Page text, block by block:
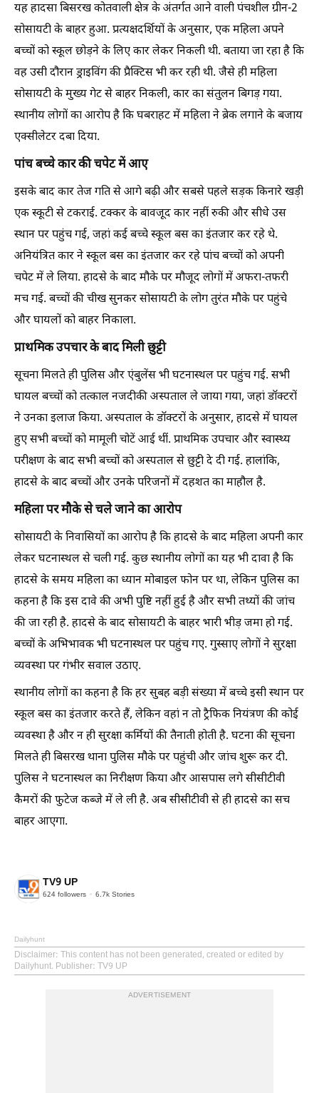
यह हादसा बिसरख कोतवाली क्षेत्र के अंतर्गत आने वाली पंचशील ग्रीन-2
सोसायटी के बाहर हुआ. प्रत्यक्षदर्शियों के अनुसार, एक महिला अपने
बच्चों को स्कूल छोड़ने के लिए कार लेकर निकली थी. बताया जा रहा है कि
वह उसी दौरान ड्राइविंग की प्रैक्टिस भी कर रही थी. जैसे ही महिला
सोसायटी के मुख्य गेट से बाहर निकली, कार का संतुलन बिगड़ गया.
स्थानीय लोगों का आरोप है कि घबराहट में महिला ने ब्रेक लगाने के बजाय
एक्सीलेटर दबा दिया.
पांच बच्चे कार की चपेट में आए
इसके बाद कार तेज गति से आगे बढ़ी और सबसे पहले सड़क किनारे खड़ी
एक स्कूटी से टकराई. टक्कर के बावजूद कार नहीं रुकी और सीधे उस
स्थान पर पहुंच गई, जहां कई बच्चे स्कूल बस का इंतजार कर रहे थे.
अनियंत्रित कार ने स्कूल बस का इंतजार कर रहे पांच बच्चों को अपनी
चपेट में ले लिया. हादसे के बाद मौके पर मौजूद लोगों में अफरा-तफरी
मच गई. बच्चों की चीख सुनकर सोसायटी के लोग तुरंत मौके पर पहुंचे
और घायलों को बाहर निकाला.
प्राथमिक उपचार के बाद मिली छुट्टी
सूचना मिलते ही पुलिस और एंबुलेंस भी घटनास्थल पर पहुंच गई. सभी
घायल बच्चों को तत्काल नजदीकी अस्पताल ले जाया गया, जहां डॉक्टरों
ने उनका इलाज किया. अस्पताल के डॉक्टरों के अनुसार, हादसे में घायल
हुए सभी बच्चों को मामूली चोटें आई थीं. प्राथमिक उपचार और स्वास्थ्य
परीक्षण के बाद सभी बच्चों को अस्पताल से छुट्टी दे दी गई. हालांकि,
हादसे के बाद बच्चों और उनके परिजनों में दहशत का माहौल है.
महिला पर मौके से चले जाने का आरोप
सोसायटी के निवासियों का आरोप है कि हादसे के बाद महिला अपनी कार
लेकर घटनास्थल से चली गई. कुछ स्थानीय लोगों का यह भी दावा है कि
हादसे के समय महिला का ध्यान मोबाइल फोन पर था, लेकिन पुलिस का
कहना है कि इस दावे की अभी पुष्टि नहीं हुई है और सभी तथ्यों की जांच
की जा रही है. हादसे के बाद सोसायटी के बाहर भारी भीड़ जमा हो गई.
बच्चों के अभिभावक भी घटनास्थल पर पहुंच गए. गुस्साए लोगों ने सुरक्षा
व्यवस्था पर गंभीर सवाल उठाए.
स्थानीय लोगों का कहना है कि हर सुबह बड़ी संख्या में बच्चे इसी स्थान पर
स्कूल बस का इंतजार करते हैं, लेकिन वहां न तो ट्रैफिक नियंत्रण की कोई
व्यवस्था है और न ही सुरक्षा कर्मियों की तैनाती होती है. घटना की सूचना
मिलते ही बिसरख थाना पुलिस मौके पर पहुंची और जांच शुरू कर दी.
पुलिस ने घटनास्थल का निरीक्षण किया और आसपास लगे सीसीटीवी
कैमरों की फुटेज कब्जे में ले ली है. अब सीसीटीवी से ही हादसे का सच
बाहर आएगा.
TV9 UP
624 followers 6.7k Stories
Dailyhunt
Disclaimer: This content has not been generated, created or edited by
Dailyhunt. Publisher: TV9 UP
ADVERTISEMENT